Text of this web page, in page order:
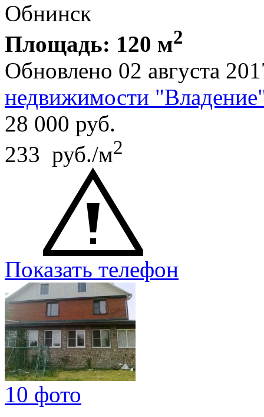
Обнинск
Площадь: 120 м2
Обновлено 02 августа
недвижимости
28 000 руб.
233 руб./м2
Показать телефон
10 фото